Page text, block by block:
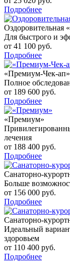
Подробнее
Оздоровительная
Для быстрого и
от 41 100 руб.
Подробнее
«Премиум-Чек-ап»
Полное
от 189 600 руб.
Подробнее
«Премиум»
лечения
от 188 400 руб.
Подробнее
Санаторно-
Больше
от 156 000 руб.
Подробнее
Санаторно-
Идеальный
здоровьем
от 110 400 руб.
Подробнее